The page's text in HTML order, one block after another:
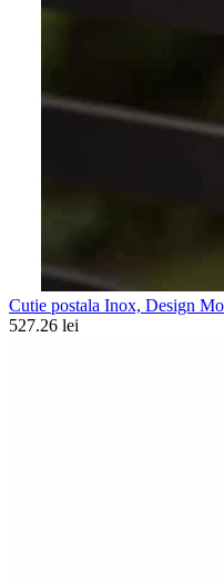
Cutie postala Inox, Design
527.26 lei